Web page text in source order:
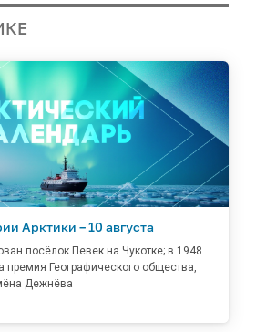
Арктики – 10 августа
посёлок Певек на Чукотке; в 1948
премия Географического общества,
Дежнёва